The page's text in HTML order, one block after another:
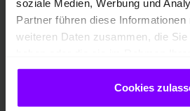
soziale Medien, Werbung und
Partner führen diese
weiteren Daten zusammen, die
gesammelt haben.
Cookies
eKLAPPE + KEYLESS
NAVI +
UPE: 48.770,00 EUR